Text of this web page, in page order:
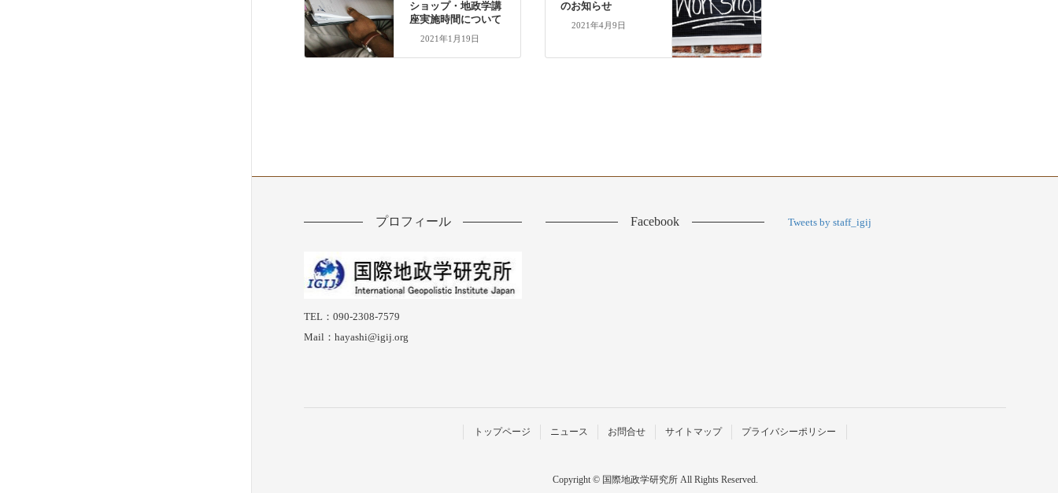
ショップ・地政学講
座実施時間について
2021年1月19日
のお知らせ
2021年4月9日
プロフィール
TEL：090-2308-7579
Mail：hayashi@igij.org
Facebook Tweets by staff_igij
トップページ ニュース お問合せ サイトマップ プライバシーポリシー
Copyright © 国際地政学研究所 All Rights Reserved.